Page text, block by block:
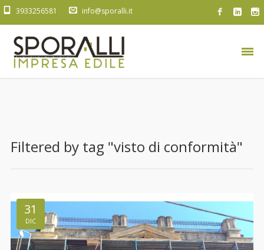
3933256581 info@sporalli.it
Filtered by tag "visto di conformità"
31
DIC